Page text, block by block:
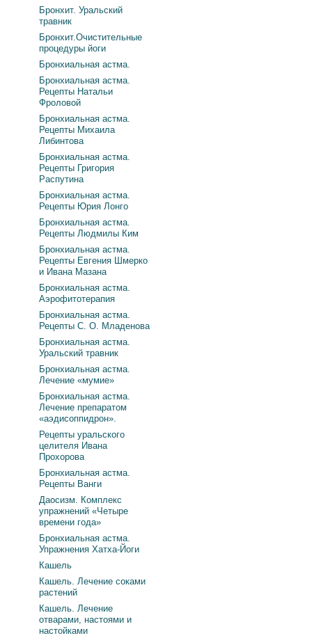
Бронхит. Уральский
травник
Бронхит.Очистительные
процедуры йоги
Бронхиальная астма.
Бронхиальная астма.
Рецепты Натальи
Фроловой
Бронхиальная астма.
Рецепты Михаила
Либинтова
Бронхиальная астма.
Рецепты Григория
Распутина
Бронхиальная астма.
Рецепты Юрия Лонго
Бронхиальная астма.
Рецепты Людмилы Ким
Бронхиальная астма.
Рецепты Евгения Шмерко
и Ивана Мазана
Бронхиальная астма.
Аэрофитотерапия
Бронхиальная астма.
Рецепты С. О. Младенова
Бронхиальная астма.
Уральский травник
Бронхиальная астма.
Лечение «мумие»
Бронхиальная астма.
Лечение препаратом
«аэдисоппидрон».
Рецепты уральского
целителя Ивана
Прохорова
Бронхиальная астма.
Рецепты Ванги
Даосизм. Комплекс
упражнений «Четыре
времени года»
Бронхиальная астма.
Упражнения Хатха-Йоги
Кашель
Кашель. Лечение соками
растений
Кашель. Лечение
отварами, настоями и
настойками